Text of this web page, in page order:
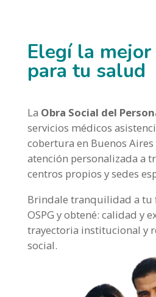
Elegí la
para tu salud
La Obra Social del
servicios médicos
cobertura en Buenos Aires
atención personalizada a
centros propios y sedes
Brindale tranquilidad a tu
OSPG y obtené: calidad y
trayectoria institucional y
social.